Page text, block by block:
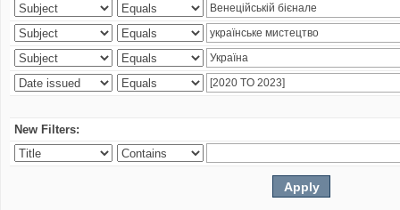
New Filters: